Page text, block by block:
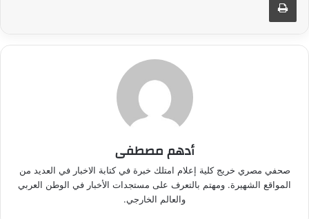
أدهم مصطفى
صحفي مصري خريج كلية إعلام امتلك خبرة في كتابة الاخبار في العديد من
المواقع الشهيرة. ومهتم بالتعرف على مستجدات الأخبار في الوطن العربي
والعالم الخارجي.